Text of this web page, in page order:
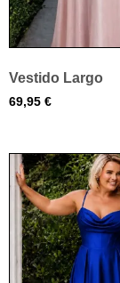
Vestido Largo
69,95 €